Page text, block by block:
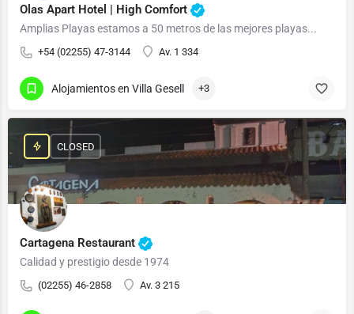
Olas Apart Hotel | High Comfort
Amplias Playas estamos a 50 metros de las mejores playas...
+54 (02255) 47-3144 Av. 1 334
Alojamientos en Villa Gesell +3
Cartagena Restaurant
Calidad y prestigio desde 1974
(02255) 46-2858 Av. 3 215
CLOSED